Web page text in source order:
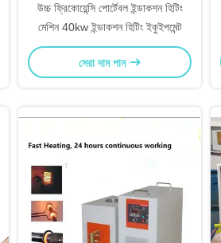
উচ্চ ফ্রিকোয়েন্সি পোর্টেবল ইন্ডাকশন হিটিং
মেশিন 40kw ইন্ডাকশন হিটিং ইকুইপমেন্ট
সেরা দাম পান